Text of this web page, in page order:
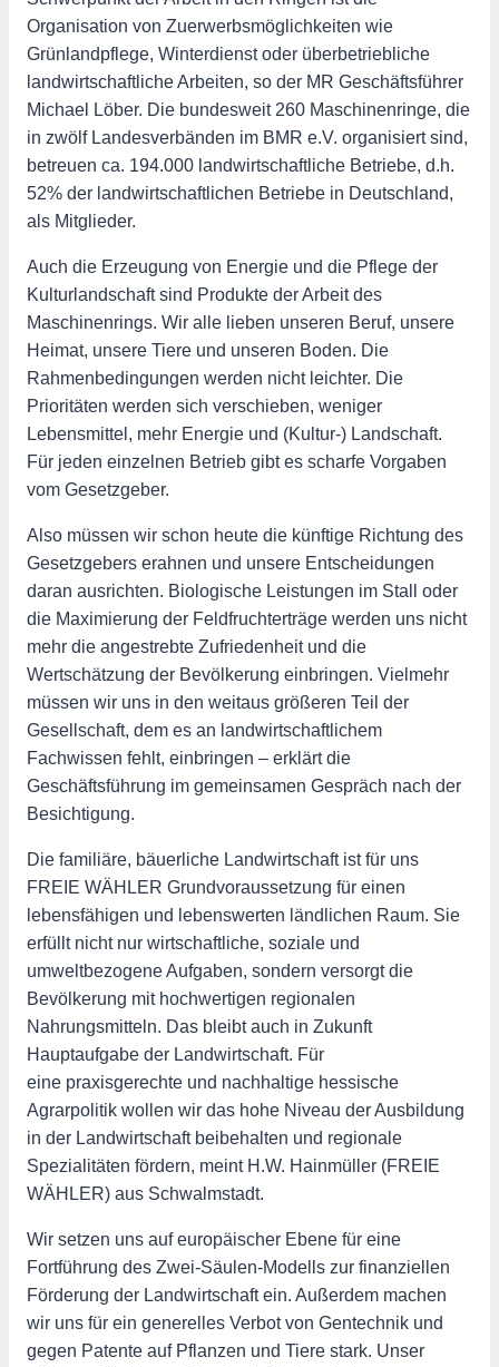
Organisation von Zuerwerbsmöglichkeiten wie
Grünlandpflege, Winterdienst oder überbetriebliche
landwirtschaftliche Arbeiten, so der MR Geschäftsführer
Michael Löber. Die bundesweit 260 Maschinenringe, die
in zwölf Landesverbänden im BMR e.V. organisiert sind,
betreuen ca. 194.000 landwirtschaftliche Betriebe, d.h.
52% der landwirtschaftlichen Betriebe in Deutschland,
als Mitglieder.
Auch die Erzeugung von Energie und die Pflege der
Kulturlandschaft sind Produkte der Arbeit des
Maschinenrings. Wir alle lieben unseren Beruf, unsere
Heimat, unsere Tiere und unseren Boden. Die
Rahmenbedingungen werden nicht leichter. Die
Prioritäten werden sich verschieben, weniger
Lebensmittel, mehr Energie und (Kultur-) Landschaft.
Für jeden einzelnen Betrieb gibt es scharfe Vorgaben
vom Gesetzgeber.
Also müssen wir schon heute die künftige Richtung des
Gesetzgebers erahnen und unsere Entscheidungen
daran ausrichten. Biologische Leistungen im Stall oder
die Maximierung der Feldfruchterträge werden uns nicht
mehr die angestrebte Zufriedenheit und die
Wertschätzung der Bevölkerung einbringen. Vielmehr
müssen wir uns in den weitaus größeren Teil der
Gesellschaft, dem es an landwirtschaftlichem
Fachwissen fehlt, einbringen – erklärt die
Geschäftsführung im gemeinsamen Gespräch nach der
Besichtigung.
Die familiäre, bäuerliche Landwirtschaft ist für uns
FREIE WÄHLER Grundvoraussetzung für einen
lebensfähigen und lebenswerten ländlichen Raum. Sie
erfüllt nicht nur wirtschaftliche, soziale und
umweltbezogene Aufgaben, sondern versorgt die
Bevölkerung mit hochwertigen regionalen
Nahrungsmitteln. Das bleibt auch in Zukunft
Hauptaufgabe der Landwirtschaft. Für
eine praxisgerechte und nachhaltige hessische
Agrarpolitik wollen wir das hohe Niveau der Ausbildung
in der Landwirtschaft beibehalten und regionale
Spezialitäten fördern, meint H.W. Hainmüller (FREIE
WÄHLER) aus Schwalmstadt.
Wir setzen uns auf europäischer Ebene für eine
Fortführung des Zwei-Säulen-Modells zur finanziellen
Förderung der Landwirtschaft ein. Außerdem machen
wir uns für ein generelles Verbot von Gentechnik und
gegen Patente auf Pflanzen und Tiere stark. Unser